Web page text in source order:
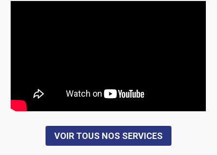
VOIR TOUS NOS SERVICES